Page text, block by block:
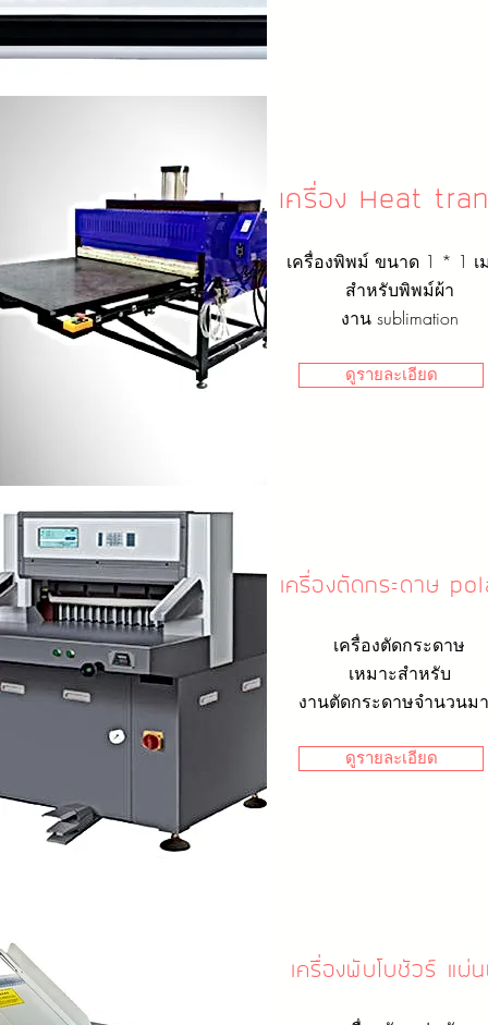
เครื่อง Heat
เครื่องพิพม์ ขนาด 1 * 1 เ
สำหรับพิพม์ผ้า
งาน sublimation
ดูรายละเอียด
เครื่องตัดกระดาษ
เครื่องตัดกระดาษ
เหมาะสำหรับ
งานตัดกระดาษจำนวนม
ดูรายละเอียด
เครื่องพับโบชัวร์ แผ่